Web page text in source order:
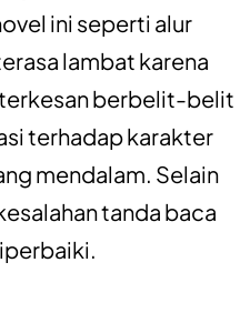
ini seperti alur
lambat karena
berbelit-belit
terhadap karakter
mendalam. Selain
tanda baca